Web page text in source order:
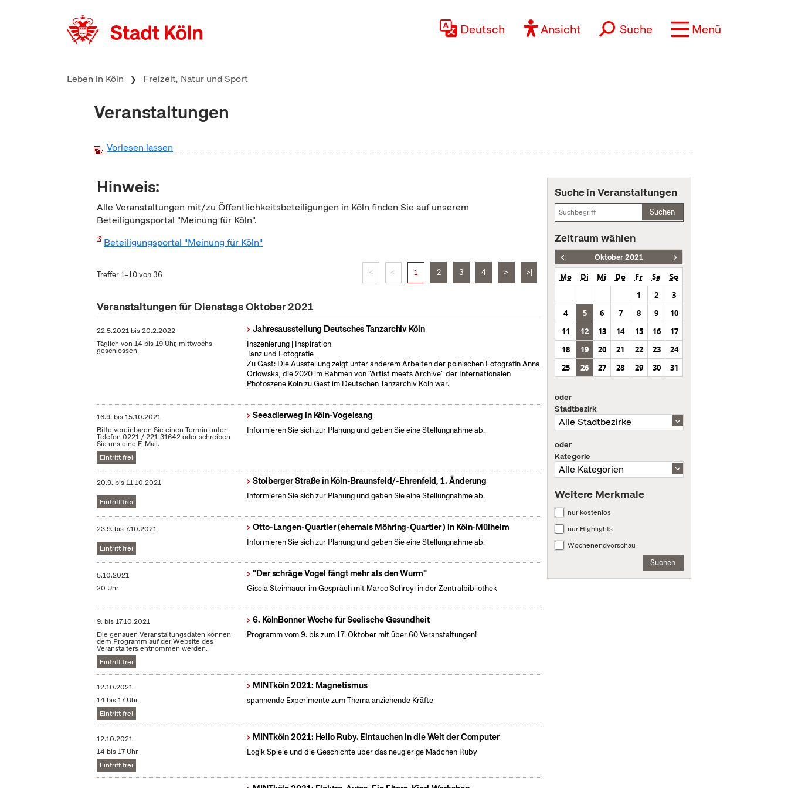
Deutsch Ansicht Suche Menü
Leben in Köln Freizeit, Natur und Sport
Veranstaltungen
Vorlesen lassen
Hinweis:
Alle Veranstaltungen mit/zu Öffentlichkeitsbeteiligungen in Köln finden Sie auf unserem
Beteiligungsportal "Meinung für Köln".
Beteiligungsportal "Meinung für Köln"
Treffer 1–10 von 36 |< < 1 2 3 4 > >|
Veranstaltungen für Dienstags Oktober 2021
22.5.2021 bis20.2.2022
Täglich von 14 bis 19 Uhr, mittwochs
geschlossen
Jahresausstellung Deutsches Tanzarchiv Köln
Inszenierung | Inspiration
Tanz und Fotografie
Zu Gast: Die Ausstellung zeigt unter anderem Arbeiten der polnischen Fotografin Anna
Orlowska, die 2020 im Rahmen von "Artist meets Archive" der Internationalen
Photoszene Köln zu Gast im Deutschen Tanzarchiv Köln war.
16.9. bis15.10.2021
Bitte vereinbaren Sie einen Termin unter
Telefon 0221 / 221-31642 oder schreiben
Sie uns eine E-Mail.
Eintritt frei
Seeadlerweg in Köln-Vogelsang
Informieren Sie sich zur Planung und geben Sie eine Stellungnahme ab.
20.9. bis11.10.2021
Eintritt frei
Stolberger Straße in Köln-Braunsfeld/-Ehrenfeld, 1. Änderung
Informieren Sie sich zur Planung und geben Sie eine Stellungnahme ab.
23.9. bis7.10.2021
Eintritt frei
Otto-Langen-Quartier (ehemals Möhring-Quartier ) in Köln-Mülheim
Informieren Sie sich zur Planung und geben Sie eine Stellungnahme ab.
5.10.2021
20 Uhr
"Der schräge Vogel fängt mehr als den Wurm"
Gisela Steinhauer im Gespräch mit Marco Schreyl in der Zentralbibliothek
9. bis17.10.2021
Die genauen Veranstaltungsdaten können
dem Programm auf der Website des
Veranstalters entnommen werden.
Eintritt frei
6. KölnBonner Woche für Seelische Gesundheit
Programm vom 9. bis zum 17. Oktober mit über 60 Veranstaltungen!
12.10.2021
14 bis 17 Uhr
Eintritt frei
MINTköln 2021: Magnetismus
spannende Experimente zum Thema anziehende Kräfte
12.10.2021
14 bis 17 Uhr
Eintritt frei
MINTköln 2021: Hello Ruby. Eintauchen in die Welt der Computer
Logik Spiele und die Geschichte über das neugierige Mädchen Ruby
Suche in Veranstaltungen
Suchen
Zeitraum wählen
Oktober 2021
Mo Di Mi Do Fr Sa
So
1
2
3
4
5 6 7 8 9
10
11
12 13 14 15 16
17
18
19 20 21 22 23
24
25
26 27 28 29 30 31
oder
Stadtbezirk
oder
Kategorie
Weitere Merkmale
nur kostenlos
nur Highlights
Wochenendvorschau
Suchen